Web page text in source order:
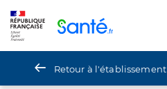
Retour à l'établissement